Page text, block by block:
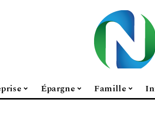
Épargne Famille